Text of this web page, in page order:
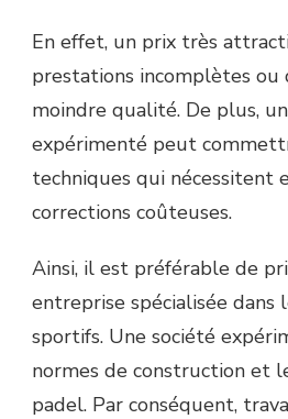
En effet, un prix très
prestations incomplètes ou
moindre qualité. De plus,
expérimenté peut
techniques qui nécessitent
corrections coûteuses.
Ainsi, il est préférable de
entreprise spécialisée dans
sportifs. Une société
normes de construction et
padel. Par conséquent,